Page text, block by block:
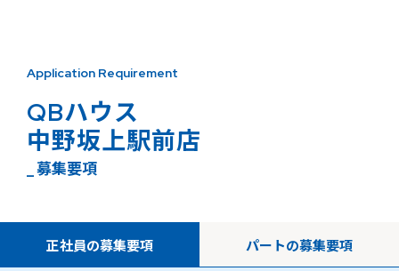
Application Requirement
QBハウス
中野坂上駅前店
_ 募集要項
正社員の募集要項 パートの募集要項